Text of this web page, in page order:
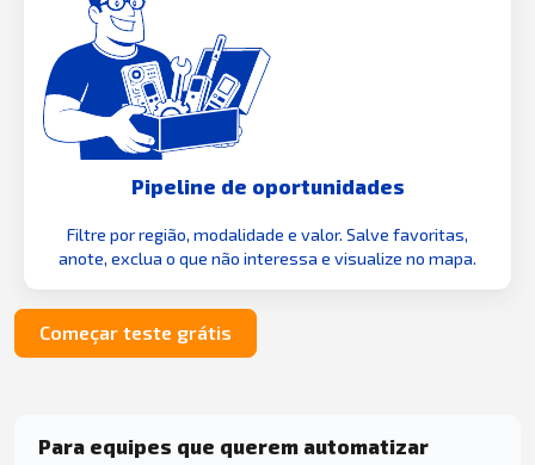
Pipeline de oportunidades
Filtre por região, modalidade e valor. Salve favoritas,
anote, exclua o que não interessa e visualize no mapa.
Começar teste grátis
Para equipes que querem automatizar